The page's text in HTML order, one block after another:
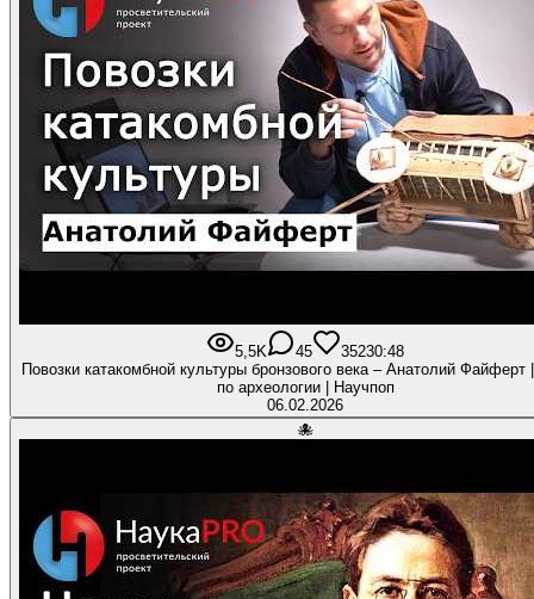
5,5K 45 35230:48
Повозки катакомбной культуры бронзового века – Анатолий Файферт
по археологии | Научпоп
06.02.2026
🐙